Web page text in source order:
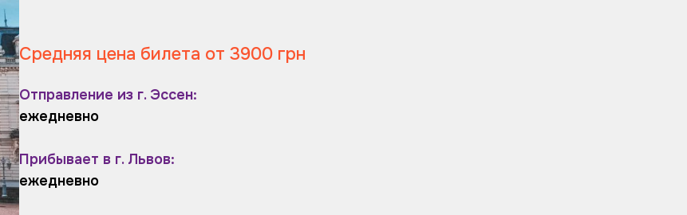
Средняя цена билета от 3900 грн
Отправление из г. Эссен:
ежедневно
Прибывает в г. Львов:
ежедневно